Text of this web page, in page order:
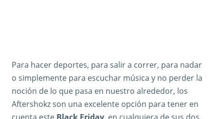
Para hacer deportes, para salir a correr, para nadar
o simplemente para escuchar música y no perder la
noción de lo que pasa en nuestro alrededor, los
Aftershokz son una excelente opción para tener en